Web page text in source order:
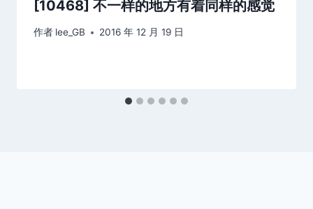
[10468] 不一样的地方有着同样的感觉
作者 lee_GB 2016 年 12 月 19 日